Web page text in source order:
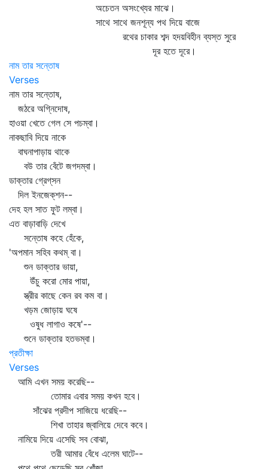
অচেতন অসংখ্যের মাঝে।
সাথে সাথে জনশূন্য পথ দিয়ে বাজে
রথের চাকার শব্দ হদয়বিহীন ব্যস্ত সুরে
দূর হতে দূরে।
নাম তার সন্তোষ
Verses
নাম তার সন্তোষ,
জঠরে অগ্নিদোষ,
হাওয়া খেতে গেল সে পচম্বা।
নাকছাবি দিয়ে নাকে
বাঘনাপাড়ায় থাকে
বউ তার বেঁটে জগদম্বা।
ডাক্তার গ্রেগ্‌সন
দিল ইনজেক্‌শন--
দেহ হল সাত ফুট লম্বা।
এত বাড়াবাড়ি দেখে
সন্তোষ কহে হেঁকে,
'অপমান সহিব কথম্‌ বা।
শুন ডাক্তার ভায়া,
উঁচু করো মোর পায়া,
স্ত্রীর কাছে কেন রব কম বা।
খড়ম জোড়ায় ঘষে
ওষুধ লাগাও কষে'--
শুনে ডাক্তার হতভম্বা।
প্রতীক্ষা
Verses
আমি এখন সময় করেছি--
তোমার এবার সময় কখন হবে।
সাঁঝের প্রদীপ সাজিয়ে ধরেছি--
শিখা তাহার জ্বালিয়ে দেবে কবে।
নামিয়ে দিয়ে এসেছি সব বোঝা,
তরী আমার বেঁধে এলেম ঘাটে--